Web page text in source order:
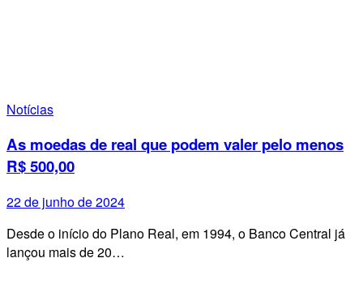
Notícias
As moedas de real que podem valer pelo menos
R$ 500,00
22 de junho de 2024
Desde o início do Plano Real, em 1994, o Banco Central já
lançou mais de 20…